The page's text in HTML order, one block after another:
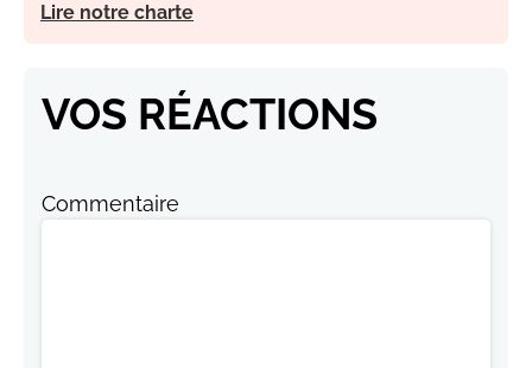
Lire notre charte
VOS RÉACTIONS
Commentaire